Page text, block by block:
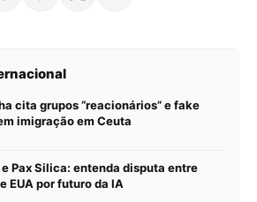
cita grupos “reacionários” e fake
imigração em Ceuta
Pax Silica: entenda disputa entre
EUA por futuro da IA